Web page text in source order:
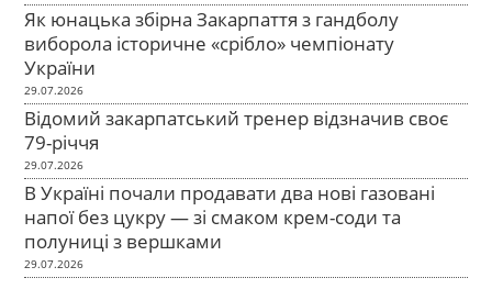
Як юнацька збірна Закарпаття з гандболу
виборола історичне «срібло» чемпіонату
України
29.07.2026
Відомий закарпатський тренер відзначив своє
79-річчя
29.07.2026
В Україні почали продавати два нові газовані
напої без цукру — зі смаком крем-соди та
полуниці з вершками
29.07.2026